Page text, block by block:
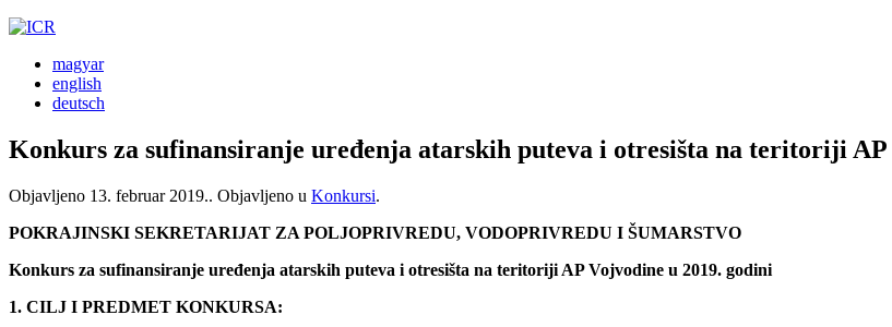
magyar
english
deutsch
Konkurs za sufinansiranje uređenja atarskih puteva i otresišta na teritoriji AP
Objavljeno 13. februar 2019.. Objavljeno u Konkursi.
POKRAJINSKI SEKRETARIJAT ZA POLJOPRIVREDU, VODOPRIVREDU I ŠUMARSTVO
Konkurs za sufinansiranje uređenja atarskih puteva i otresišta na teritoriji AP Vojvodine u 2019. godini
1. CILJ I PREDMET KONKURSA: